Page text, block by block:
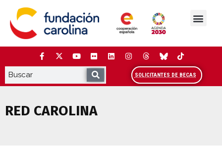
contenido
SOLICITANTES DE BECAS
RED CAROLINA